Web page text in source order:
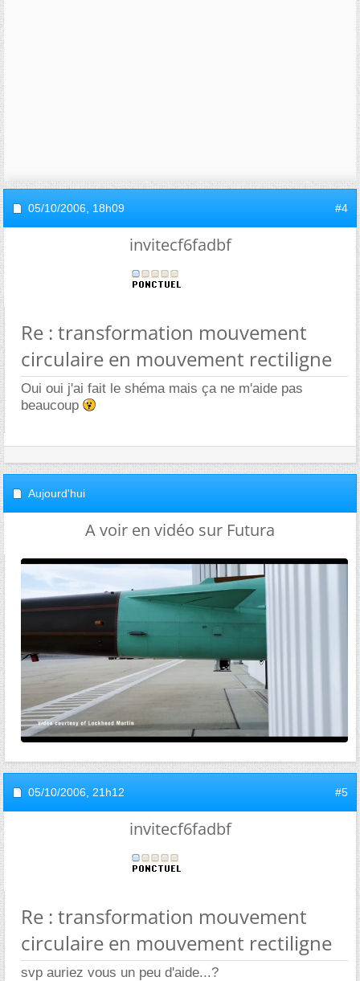
05/10/2006, 18h09 #4
invitecf6fadbf
Re : transformation mouvement
circulaire en mouvement rectiligne
Oui oui j'ai fait le shéma mais ça ne m'aide pas
beaucoup
Aujourd'hui
A voir en vidéo sur Futura
05/10/2006, 21h12 #5
invitecf6fadbf
Re : transformation mouvement
circulaire en mouvement rectiligne
svp auriez vous un peu d'aide...?